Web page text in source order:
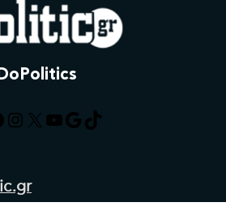
Instagram
X YouTube
Google
TikTok